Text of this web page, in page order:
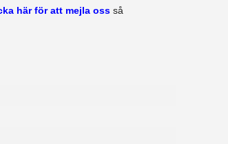
här för att mejla oss så